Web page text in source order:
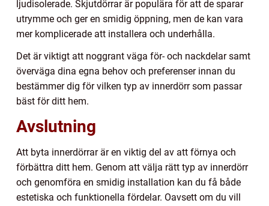
ljudisolerade. Skjutdörrar är populära för att de sparar
utrymme och ger en smidig öppning, men de kan vara
mer komplicerade att installera och underhålla.
Det är viktigt att noggrant väga för- och nackdelar samt
överväga dina egna behov och preferenser innan du
bestämmer dig för vilken typ av innerdörr som passar
bäst för ditt hem.
Avslutning
Att byta innerdörrar är en viktig del av att förnya och
förbättra ditt hem. Genom att välja rätt typ av innerdörr
och genomföra en smidig installation kan du få både
estetiska och funktionella fördelar. Oavsett om du vill